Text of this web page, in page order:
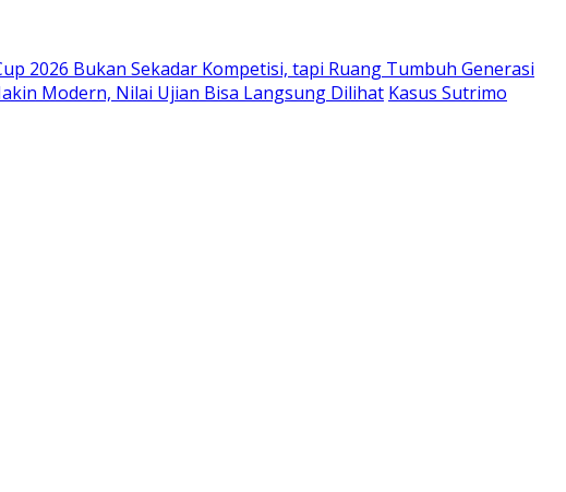
2026 Bukan Sekadar Kompetisi, tapi Ruang Tumbuh Generasi
Modern, Nilai Ujian Bisa Langsung Dilihat Kasus Sutrimo